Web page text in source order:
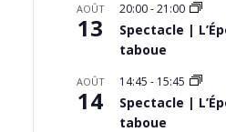
AOÛT
13
20:00-21:00
Spectacle |
taboue
AOÛT
14
14:45 - 15:45
Spectacle |
taboue